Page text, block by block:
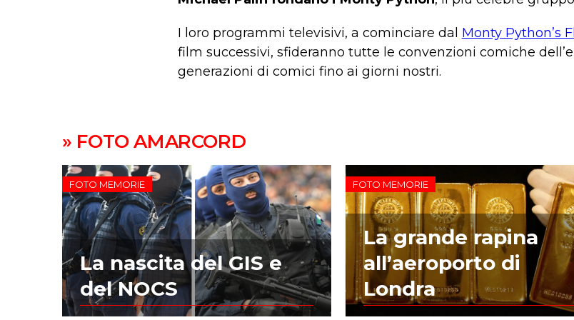
I loro programmi televisivi, a cominciare dal Monty Python’s
film successivi, sfideranno tutte le convenzioni comiche
generazioni di comici fino ai giorni nostri.
» FOTO AMARCORD
FOTO MEMORIE
La nascita del GIS e
del NOCS
FOTO MEMORIE
La grande rapina
all’aeroporto di
Londra